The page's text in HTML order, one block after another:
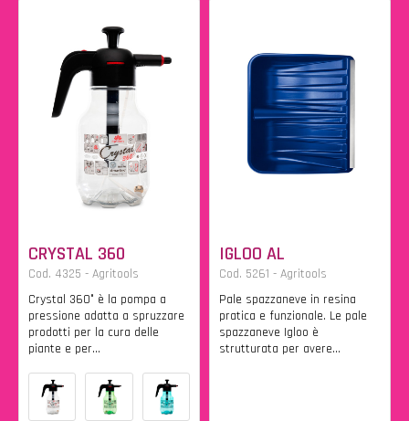
CRYSTAL 360
Cod. 4325 - Agritools
Crystal 360° è la pompa a
pressione adatta a spruzzare
prodotti per la cura delle
piante e per...
IGLOO AL
Cod. 5261 - Agritools
Pale spazzaneve in resina
pratica e funzionale. Le pale
spazzaneve Igloo è
strutturata per avere...